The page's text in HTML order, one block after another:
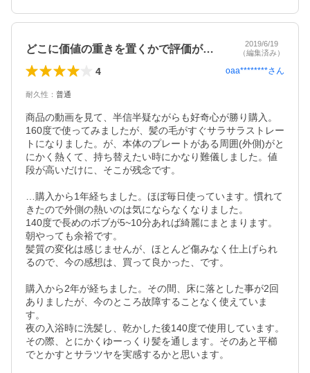
どこに価値の重きを置くかで評価が分かれる
2019/6/19
（編集済み）
4 oaa********さん
耐久性 ： 普通
商品の動画を見て、半信半疑ながらも好奇心が勝り購入。
160度で使ってみましたが、髪の毛がすぐサラサラストレー
トになりました。が、本体のプレートがある周囲(外側)がと
にかく熱くて、持ち替えたい時にかなり難儀しました。値
段が高いだけに、そこが残念です。
…購入から1年経ちました。ほぼ毎日使っています。慣れて
きたので外側の熱いのは気にならなくなりました。
140度で長めのボブが5~10分あれば綺麗にまとまります。
朝やっても余裕です。
髪質の変化は感じませんが、ほとんど傷みなく仕上げられ
るので、今の感想は、買って良かった、です。
購入から2年が経ちました。その間、床に落とした事が2回
ありましたが、今のところ故障することなく使えていま
す。
夜の入浴時に洗髪し、乾かした後140度で使用しています。
その際、とにかくゆーっくり髪を通します。そのあと平櫛
でとかすとサラツヤを実感するかと思います。